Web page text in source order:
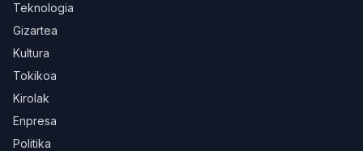
Teknologia
Gizartea
Kultura
Tokikoa
Kirolak
Enpresa
Politika